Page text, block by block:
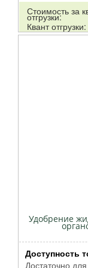
Бона
Щедрая
Брос
GREEN
Тут био
Стоимость за
отгрузки:
Квант отгрузки:
Удобрение
Доступность
Достаточно для